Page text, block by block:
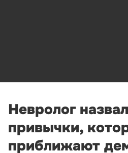
Невролог
привычки,
приближают